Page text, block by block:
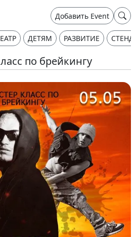
Добавить Event
ДЕТЯМ РАЗВИТИЕ
по брейкингу